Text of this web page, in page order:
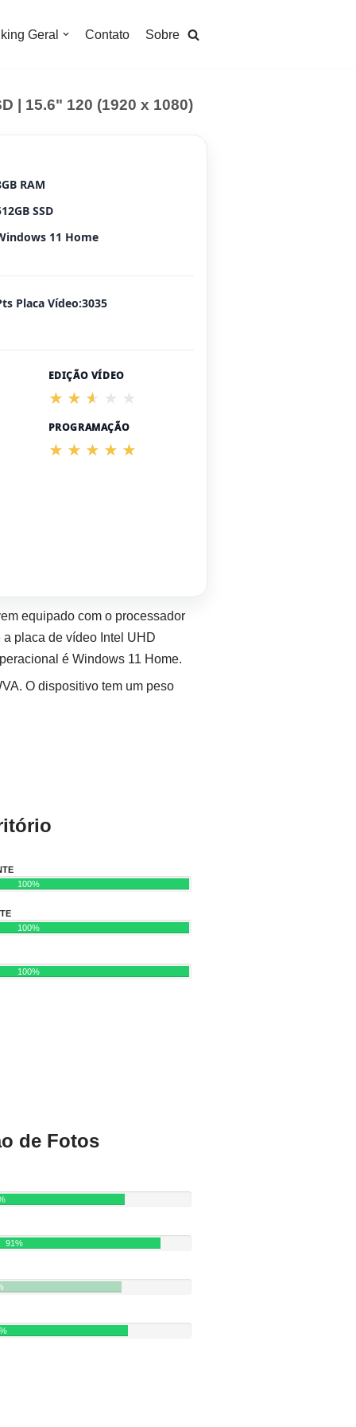
Geral Contato Sobre
| 15.6" 120 (1920 x 1080)
RAM
SSD
11 Home
Placa Vídeo:3035
EDIÇÃO VÍDEO
PROGRAMAÇÃO
equipado com o processador
a placa de vídeo Intel UHD
é Windows 11 Home.
O dispositivo tem um peso
100%
100%
100%
de Fotos
91%